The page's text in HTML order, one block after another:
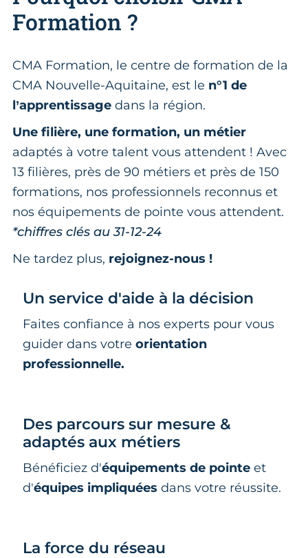
Formation ?
CMA Formation, le centre de formation de la
CMA Nouvelle-Aquitaine, est le n°1 de
l’apprentissage dans la région.
Une filière, une formation, un métier
adaptés à votre talent vous attendent ! Avec
13 filières, près de 90 métiers et près de 150
formations, nos professionnels reconnus et
nos équipements de pointe vous attendent.
*chiffres clés au 31-12-24
Ne tardez plus, rejoignez-nous !
Un service d'aide à la décision
Faites confiance à nos experts pour vous
guider dans votre orientation
professionnelle.
Des parcours sur mesure &
adaptés aux métiers
Bénéficiez d'équipements de pointe et
d'équipes impliquées dans votre réussite.
La force du réseau